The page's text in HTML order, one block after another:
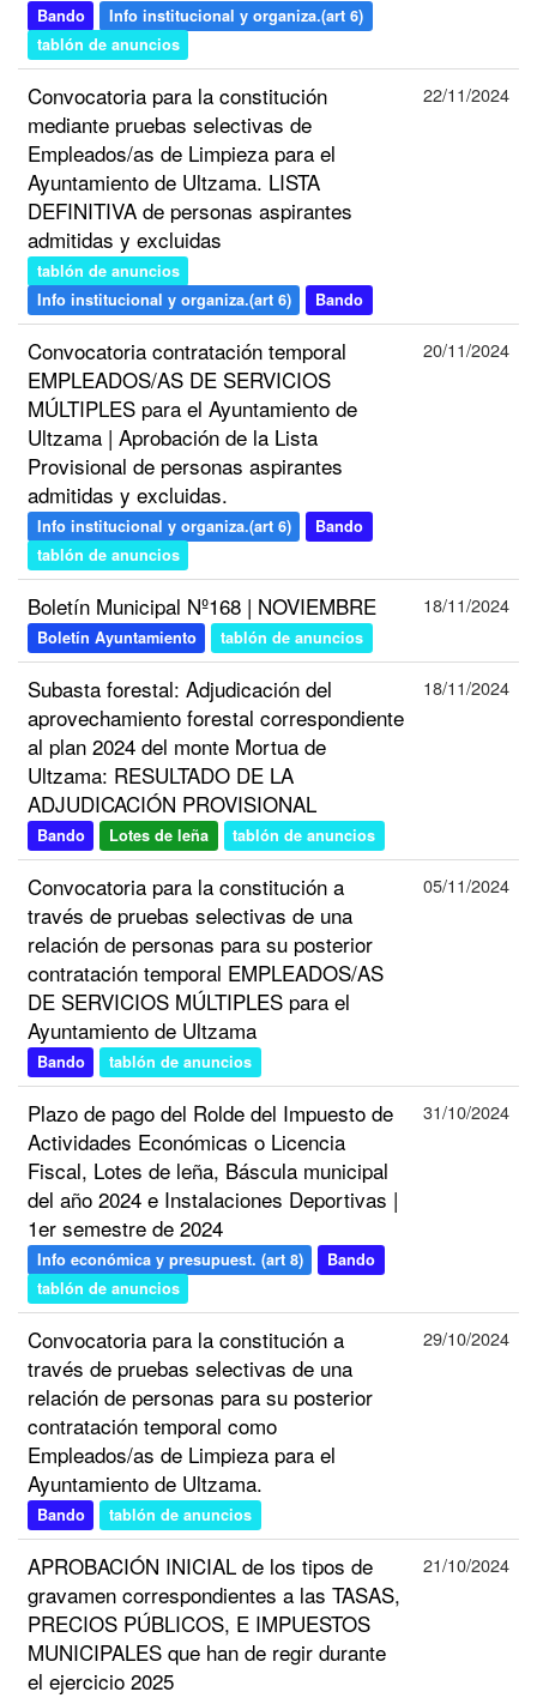
Bando
Info institucional y organiza.(art 6)
tablón de anuncios
Convocatoria para la constitución
mediante pruebas selectivas de
Empleados/as de Limpieza para el
Ayuntamiento de Ultzama. LISTA
DEFINITIVA de personas aspirantes
admitidas y excluidas
tablón de anuncios
Info institucional y organiza.(art 6)
Bando
22/11/2024
Convocatoria contratación temporal
EMPLEADOS/AS DE SERVICIOS
MÚLTIPLES para el Ayuntamiento de
Ultzama | Aprobación de la Lista
Provisional de personas aspirantes
admitidas y excluidas.
Info institucional y organiza.(art 6)
Bando
tablón de anuncios
20/11/2024
Boletín Municipal Nº168 | NOVIEMBRE
Boletín Ayuntamiento tablón de anuncios
18/11/2024
Subasta forestal: Adjudicación del
aprovechamiento forestal correspondiente
al plan 2024 del monte Mortua de
Ultzama: RESULTADO DE LA
ADJUDICACIÓN PROVISIONAL
Bando Lotes de leña tablón de anuncios
18/11/2024
Convocatoria para la constitución a
través de pruebas selectivas de una
relación de personas para su posterior
contratación temporal EMPLEADOS/AS
DE SERVICIOS MÚLTIPLES para el
Ayuntamiento de Ultzama
Bando tablón de anuncios
05/11/2024
Plazo de pago del Rolde del Impuesto de
Actividades Económicas o Licencia
Fiscal, Lotes de leña, Báscula municipal
del año 2024 e Instalaciones Deportivas |
1er semestre de 2024
Info económica y presupuest. (art 8)
Bando
tablón de anuncios
31/10/2024
Convocatoria para la constitución a
través de pruebas selectivas de una
relación de personas para su posterior
contratación temporal como
Empleados/as de Limpieza para el
Ayuntamiento de Ultzama.
Bando tablón de anuncios
29/10/2024
APROBACIÓN INICIAL de los tipos de
gravamen correspondientes a las TASAS,
PRECIOS PÚBLICOS, E IMPUESTOS
MUNICIPALES que han de regir durante
el ejercicio 2025
21/10/2024